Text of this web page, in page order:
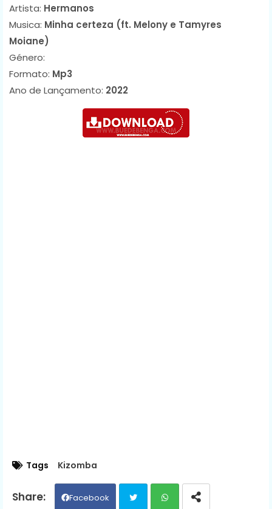
Artista: Hermanos
Musica: Minha certeza (ft. Melony e Tamyres
Moiane)
Género:
Formato: Mp3
Ano de Lançamento: 2022
Tags Kizomba
Facebook